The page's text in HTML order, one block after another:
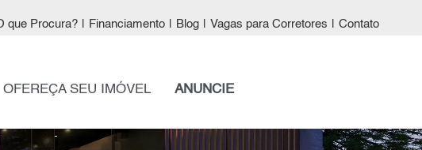
que Procura? Financiamento Blog Vagas para Corretores Contato
OFEREÇA SEU IMÓVEL ANUNCIE